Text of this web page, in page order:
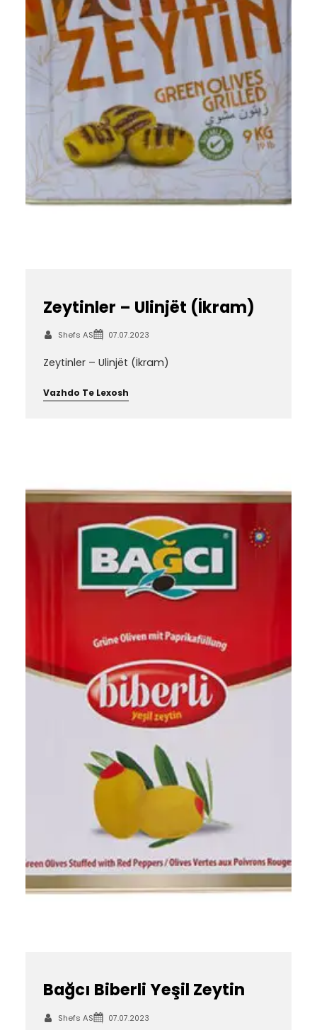
Zeytinler – Ulinjët (İkram)
Shefs AS 07.07.2023
Zeytinler – Ulinjët (İkram)
Vazhdo Te Lexosh
Bağcı Biberli Yeşil Zeytin
Shefs AS 07.07.2023